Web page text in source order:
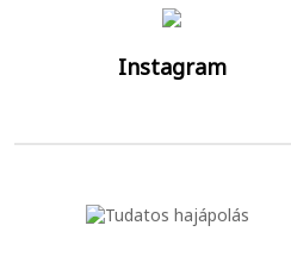
Instagram